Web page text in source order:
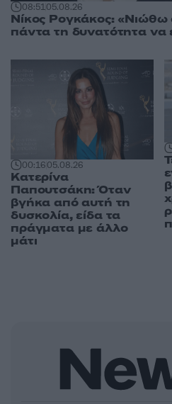
08:5105.08.26
Νίκος Ρογκάκος: «Νιώθω
πάντα τη δυνατότητα να
00:1605.08.26
Κατερίνα
Παπουτσάκη: Όταν
βγήκα από αυτή τη
δυσκολία, είδα τα
πράγματα με άλλο
μάτι